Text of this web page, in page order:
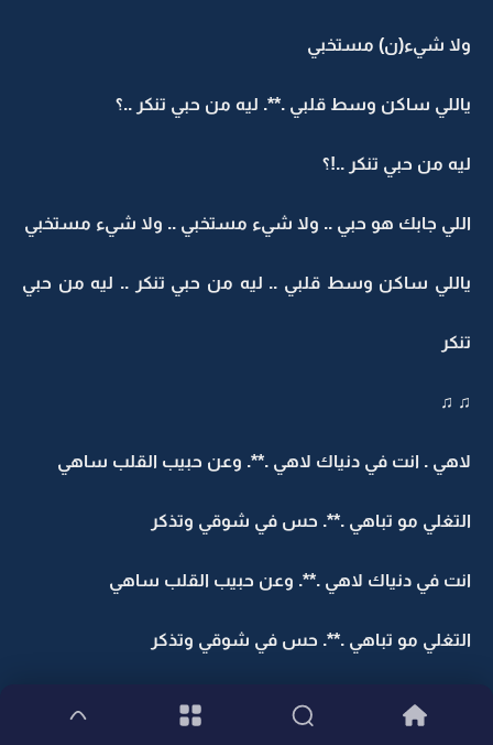
ولا شيء(ن) مستخبي
ياللي ساكن وسط قلبي .**. ليه من حبي تنكر ..؟
ليه من حبي تنكر ..!؟
اللي جابك هو حبي .. ولا شيء مستخبي .. ولا شيء مستخبي
ياللي ساكن وسط قلبي .. ليه من حبي تنكر .. ليه من حبي
تنكر
♫ ♫
لاهي . انت في دنياك لاهي .**. وعن حبيب القلب ساهي
التغلي مو تباهي .**. حس في شوقي وتذكر
انت في دنياك لاهي .**. وعن حبيب القلب ساهي
التغلي مو تباهي .**. حس في شوقي وتذكر